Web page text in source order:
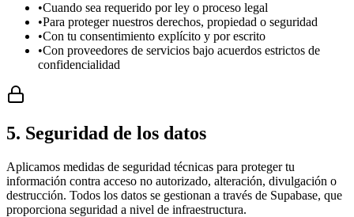
•Cuando sea requerido por ley o proceso legal
•Para proteger nuestros derechos, propiedad o seguridad
•Con tu consentimiento explícito y por escrito
•Con proveedores de servicios bajo acuerdos estrictos de
confidencialidad
5. Seguridad de los datos
Aplicamos medidas de seguridad técnicas para proteger tu
información contra acceso no autorizado, alteración, divulgación o
destrucción. Todos los datos se gestionan a través de Supabase, que
proporciona seguridad a nivel de infraestructura.